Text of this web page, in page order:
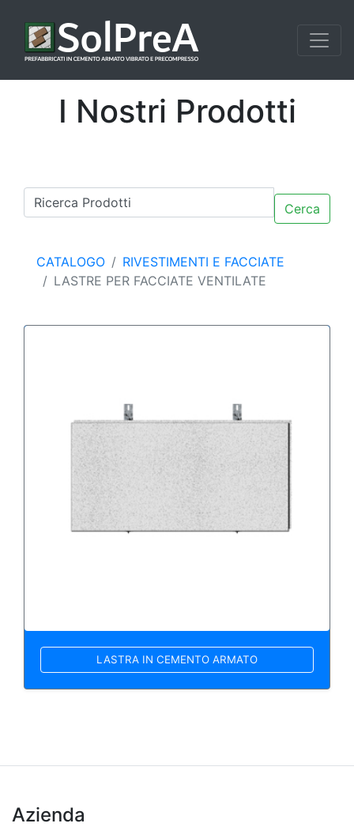
I Nostri Prodotti
Cerca
CATALOGO
RIVESTIMENTI E FACCIATE
LASTRE PER FACCIATE VENTILATE
LASTRA IN CEMENTO ARMATO
Azienda